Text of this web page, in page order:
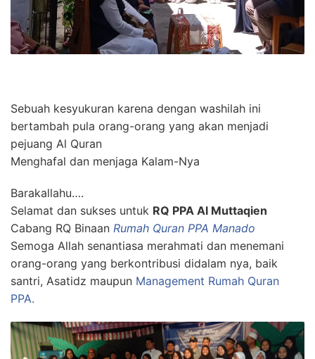
Sebuah kesyukuran karena dengan washilah ini
bertambah pula orang-orang yang akan menjadi
pejuang Al Quran
Menghafal dan menjaga Kalam-Nya
Barakallahu….
Selamat dan sukses untuk RQ PPA Al Muttaqien
Cabang RQ Binaan Rumah Quran PPA Manado
Semoga Allah senantiasa merahmati dan menemani
orang-orang yang berkontribusi didalam nya, baik
santri, Asatidz maupun Management Rumah Quran
PPA.